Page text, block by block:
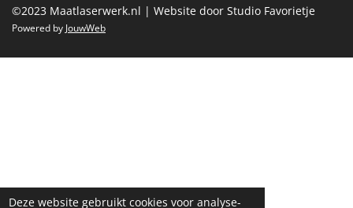
Deze website gebruikt cookies voor analyse-
e
b
o
k
t
a
g
a
t
s
A
p
©2023 Maatlaserwerk.nl | Website door Studio Favorietje
Powered by JouwWeb